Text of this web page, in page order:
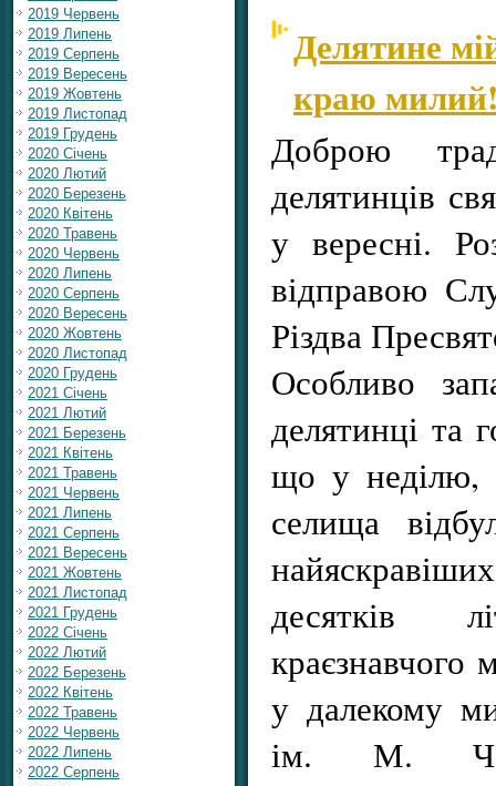
2019 Червень
2019 Липень
2019 Серпень
2019 Вересень
2019 Жовтень
2019 Листопад
2019 Грудень
2020 Січень
2020 Лютий
2020 Березень
2020 Квітень
2020 Травень
2020 Червень
2020 Липень
2020 Серпень
2020 Вересень
2020 Жовтень
2020 Листопад
2020 Грудень
2021 Січень
2021 Лютий
2021 Березень
2021 Квітень
2021 Травень
2021 Червень
2021 Липень
2021 Серпень
2021 Вересень
2021 Жовтень
2021 Листопад
2021 Грудень
2022 Січень
2022 Лютий
2022 Березень
2022 Квітень
2022 Травень
2022 Червень
2022 Липень
2022 Серпень
Делятине
краю
Доброю
делятинців
у вересні.
відправою
Різдва
Особливо
делятинці та
що у неділю,
селища
десятків
краєзнавчого
у далекому
ім. М.